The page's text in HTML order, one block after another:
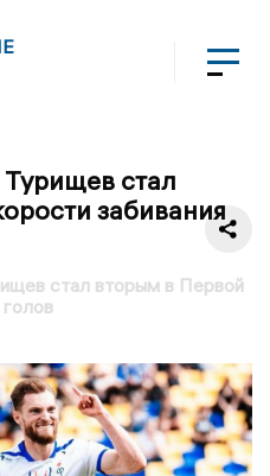
стал
забивания
стал вторым в Первой